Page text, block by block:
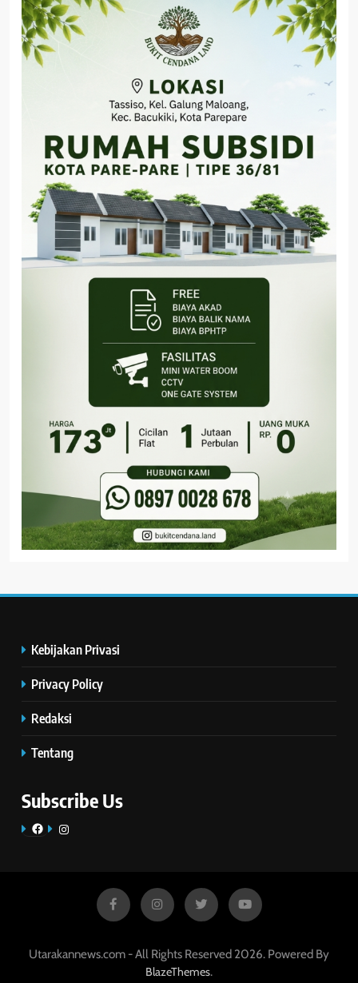
Kebijakan Privasi
Privacy Policy
Redaksi
Tentang
Subscribe Us
FacebookInstagram
Utarakannews.com - All Rights Reserved 2026. Powered By
BlazeThemes.